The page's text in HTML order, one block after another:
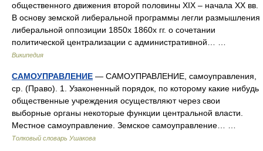
общественного движения второй половины XIX – начала XX вв.
В основу земской либеральной программы легли размышления
либеральной оппозиции 1850х 1860х гг. о сочетании
политической централизации с административной… …
Википедия
САМОУПРАВЛЕНИЕ — САМОУПРАВЛЕНИЕ, самоуправления,
ср. (Право). 1. Узаконенный порядок, по которому какие нибудь
общественные учреждения осуществляют через свои
выборные органы некоторые функции центральной власти.
Местное самоуправление. Земское самоуправление… …
Толковый словарь Ушакова